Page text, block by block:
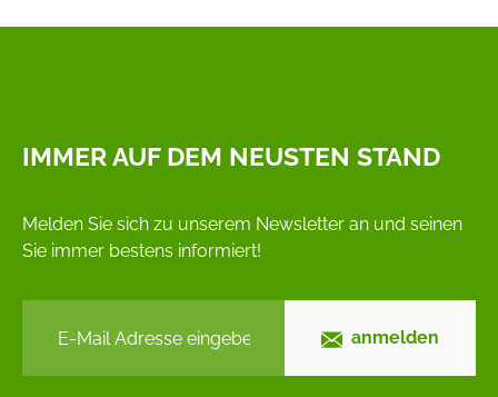
IMMER AUF DEM NEUSTEN STAND
Melden Sie sich zu unserem Newsletter an und seinen
Sie immer bestens informiert!
anmelden